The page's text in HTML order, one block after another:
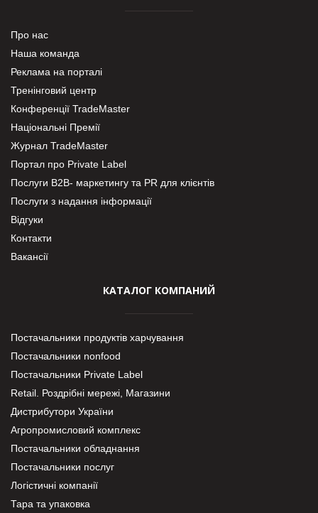
Про нас
Наша команда
Реклама на порталі
Тренінговий центр
Конференції TradeMaster
Національні Премії
Журнал TradeMaster
Портал про Private Label
Послуги В2В- маркетингу та PR для клієнтів
Послуги з надання інформації
Відгуки
Контакти
Вакансії
КАТАЛОГ КОМПАНИЙ
Постачальники продуктів харчування
Постачальники nonfood
Постачальники Private Label
Retail. Роздрібні мережі, Магазини
Дистрибутори України
Агропромисловий комплекс
Постачальники обладнання
Постачальники послуг
Логістичні компанії
Тара та упаковка